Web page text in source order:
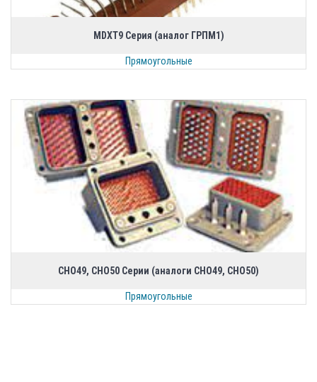
MDXT9 Серия (аналог ГРПМ1)
Прямоугольные
CHO49, CHO50 Серии (аналоги СНО49, СНО50)
Прямоугольные